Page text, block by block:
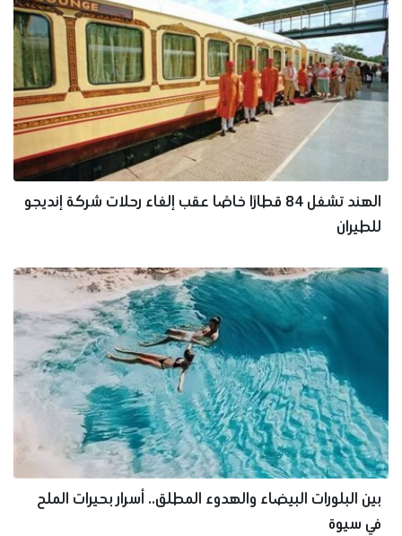
الهند تشغل 84 قطارًا خاصًا عقب إلغاء رحلات شركة إنديجو
للطيران
بين البلورات البيضاء والهدوء المطلق.. أسرار بحيرات الملح
في سيوة